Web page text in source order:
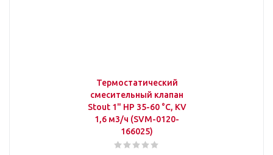
Термостатический
смесительный клапан
Stout 1" НР 35-60 °С, KV
1,6 м3/ч (SVM-0120-
166025)